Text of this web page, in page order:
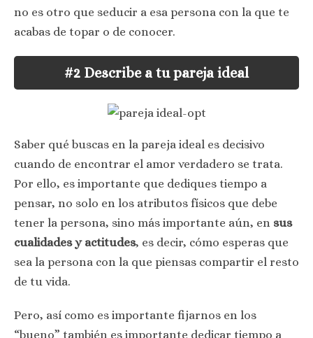
no es otro que seducir a esa persona con la que te
acabas de topar o de conocer.
#2 Describe a tu pareja ideal
Saber qué buscas en la pareja ideal es decisivo
cuando de encontrar el amor verdadero se trata.
Por ello, es importante que dediques tiempo a
pensar, no solo en los atributos físicos que debe
tener la persona, sino más importante aún, en sus
cualidades y actitudes, es decir, cómo esperas que
sea la persona con la que piensas compartir el resto
de tu vida.
Pero, así como es importante fijarnos en los
“bueno” también es importante dedicar tiempo a